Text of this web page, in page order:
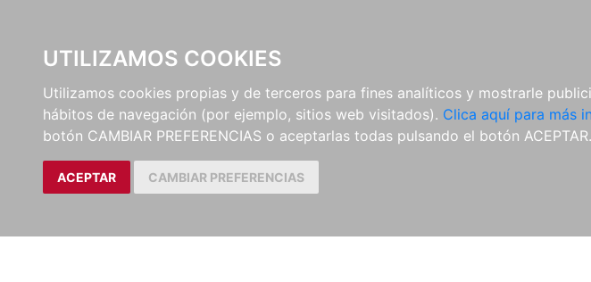
UTILIZAMOS COOKIES
Utilizamos cookies propias y de terceros para fines analíticos y mostrarle
hábitos de navegación (por ejemplo, sitios web visitados). Clica aquí para más
botón CAMBIAR PREFERENCIAS o aceptarlas todas pulsando el botón ACEPTAR.
ACEPTAR CAMBIAR PREFERENCIAS
EDITORIAL E-BOOKS
LibrosAutores